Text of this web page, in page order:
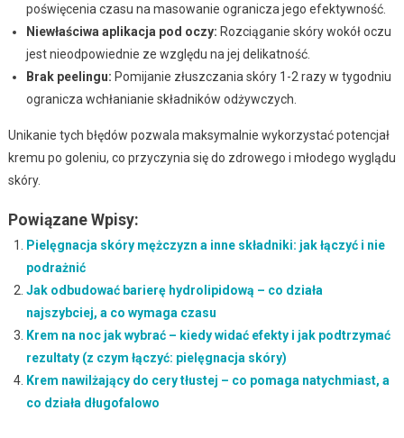
poświęcenia czasu na masowanie ogranicza jego efektywność.
Niewłaściwa aplikacja pod oczy: Rozciąganie skóry wokół oczu
jest nieodpowiednie ze względu na jej delikatność.
Brak peelingu: Pomijanie złuszczania skóry 1-2 razy w tygodniu
ogranicza wchłanianie składników odżywczych.
Unikanie tych błędów pozwala maksymalnie wykorzystać potencjał
kremu po goleniu, co przyczynia się do zdrowego i młodego wyglądu
skóry.
Powiązane Wpisy:
Pielęgnacja skóry mężczyzn a inne składniki: jak łączyć i nie
podrażnić
Jak odbudować barierę hydrolipidową – co działa
najszybciej, a co wymaga czasu
Krem na noc jak wybrać – kiedy widać efekty i jak podtrzymać
rezultaty (z czym łączyć: pielęgnacja skóry)
Krem nawilżający do cery tłustej – co pomaga natychmiast, a
co działa długofalowo